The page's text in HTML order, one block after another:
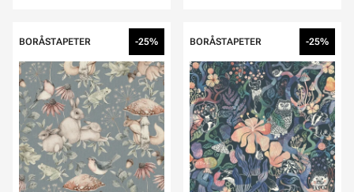
BORÅSTAPETER -25% BORÅSTAPETER -25%